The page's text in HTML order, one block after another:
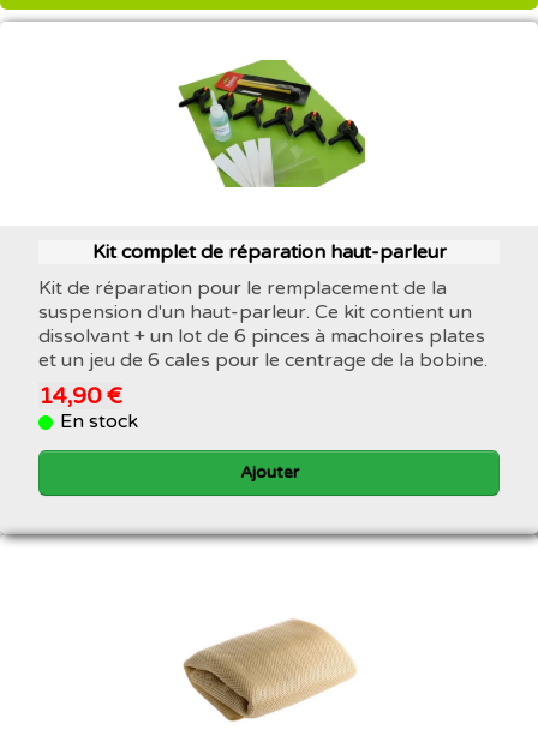
Kit complet de réparation haut-parleur
Kit de réparation pour le remplacement de la
suspension d'un haut-parleur. Ce kit contient un
dissolvant + un lot de 6 pinces à machoires plates
et un jeu de 6 cales pour le centrage de la bobine.
14,90 €
En stock
Ajouter